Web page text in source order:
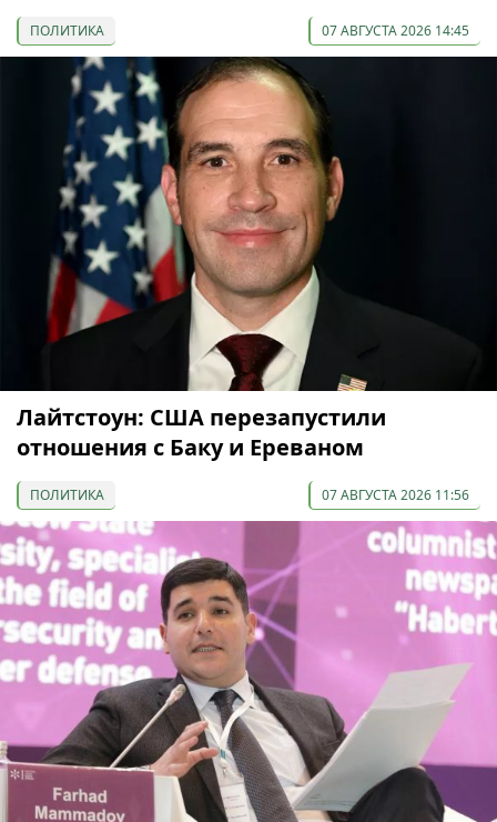
ПОЛИТИКА 07 АВГУСТА 2026 14:45
Лайтстоун: США перезапустили
отношения с Баку и Ереваном
ПОЛИТИКА 07 АВГУСТА 2026 11:56